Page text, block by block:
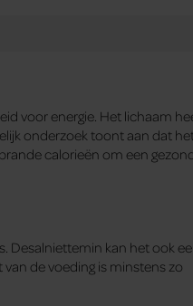
voor energie. Het lichaam
onderzoek toont aan dat
calorieën om een
Desalniettemin kan het ook
de voeding is minstens zo